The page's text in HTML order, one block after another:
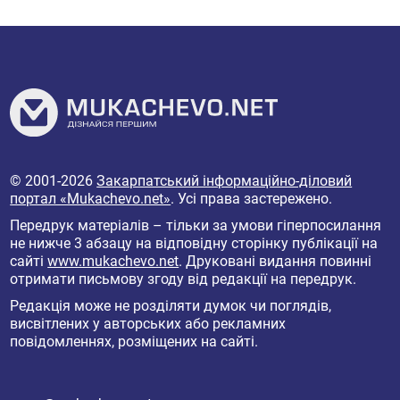
© 2001-2026Закарпатський інформаційно-діловий
портал «Mukachevo.net». Усі права застережено.
Передрук матеріалів – тільки за умови гіперпосилання
не нижче 3 абзацу на відповідну сторінку публікації на
сайтіwww.mukachevo.net. Друковані видання повинні
отримати письмову згоду від редакції на передрук.
Редакція може не розділяти думок чи поглядів,
висвітлених у авторських або рекламних
повідомленнях, розміщених на сайті.